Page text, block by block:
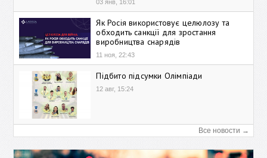
03 янв, 16:01
Як Росія використовує целюлозу та
обходить санкції для зростання
виробництва снарядів
11 ноя, 22:43
Підбито підсумки Олімпіади
12 авг, 15:24
Все новости →